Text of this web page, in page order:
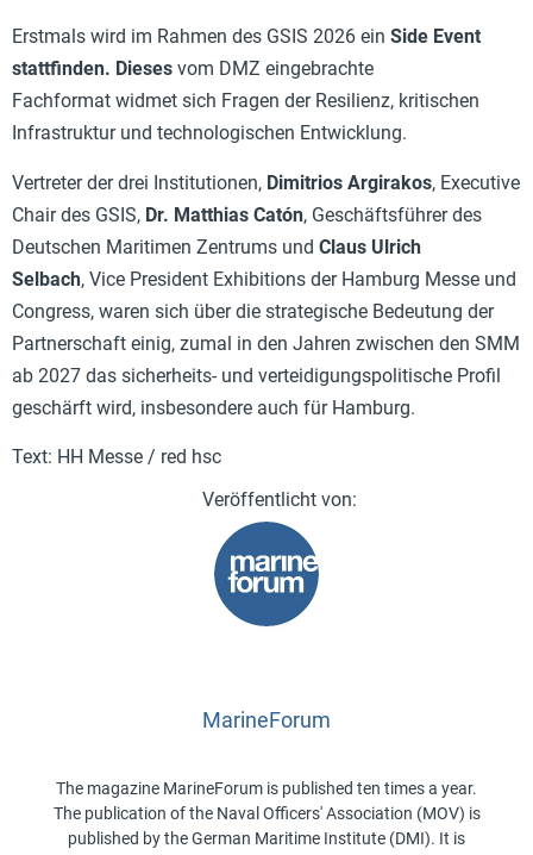
Erstmals wird im Rahmen des GSIS 2026 ein Side Event
stattfinden. Dieses vom DMZ eingebrachte
Fachformat widmet sich Fragen der Resilienz, kritischen
Infrastruktur und technologischen Entwicklung.
Vertreter der drei Institutionen, Dimitrios Argirakos, Executive
Chair des GSIS, Dr. Matthias Catón, Geschäftsführer des
Deutschen Maritimen Zentrums und Claus Ulrich
Selbach, Vice President Exhibitions der Hamburg Messe und
Congress, waren sich über die strategische Bedeutung der
Partnerschaft einig, zumal in den Jahren zwischen den SMM
ab 2027 das sicherheits- und verteidigungspolitische Profil
geschärft wird, insbesondere auch für Hamburg.
Text: HH Messe / red hsc
MarineForum
The magazine MarineForum is published ten times a year.
The publication of the Naval Officers' Association (MOV) is
published by the German Maritime Institute (DMI). It is